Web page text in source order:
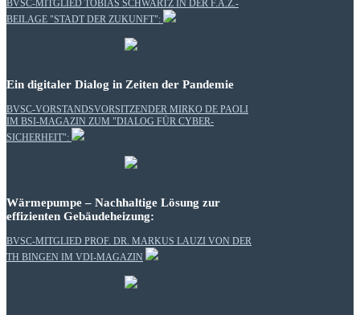
BVSC-MITGLIED TOBIAS SCHWARTZ IN DER F.A.Z.-
BEILAGE "STADT DER ZUKUNFT":
Ein digitaler Dialog in Zeiten der Pandemie
BVSC-VORSTANDSVORSITZENDER MIRKO DE PAOLI
IM BSI-MAGAZIN ZUM "DIALOG FÜR CYBER-
SICHERHEIT":
Wärmepumpe – Nachhaltige Lösung zur
effizienten Gebäudeheizung:
BVSC-MITGLIED PROF. DR. MARKUS LAUZI VON DER
TH BINGEN IM VDI-MAGAZIN